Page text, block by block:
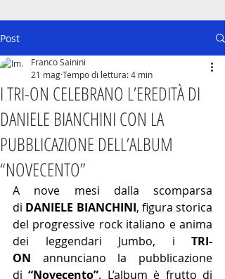
Post
I TRI-ON CELEBRANO L’EREDITÀ DI
DANIELE BIANCHINI CON LA
PUBBLICAZIONE DELL’ALBUM
“NOVECENTO”
Franco Sainini
21 magTempo di lettura: 4 min
A nove mesi dalla scomparsa
di DANIELE BIANCHINI, figura storica
del progressive rock italiano e anima
dei leggendari Jumbo, i TRI-
ON annunciano la pubblicazione
di “Novecento”. L’album è frutto di